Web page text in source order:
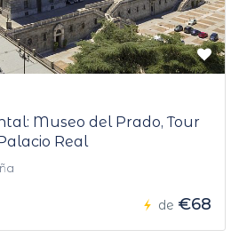
Museo del Prado, Tour
Real
de €68